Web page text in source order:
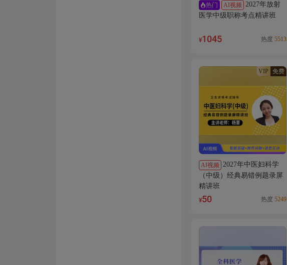
热门 AI视频 2027年放射
医学中级职称考点精讲班
¥1045 热度 5513
VIP 免费
AI视频 2027年中医妇科学
（中级）经典易错例题录屏
精讲班
¥50 热度 5249